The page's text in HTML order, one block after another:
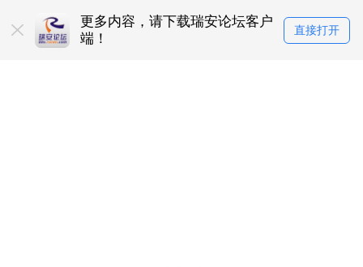
更多内容，请下载瑞安论坛客户
端！
直接打开